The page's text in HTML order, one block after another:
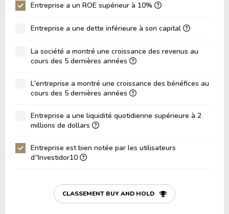
ROIC (RETOUR SUR CAPITAL INVESTI)
ROA (Retour sur Actifs)
Dette Nette / EBITDA
Dette Brute / Capitaux Propres
Capitaux Propres / Actifs
0.27
Passifs / Actifs
Ratio de Liquidité
P/Actif Circulant Net
Entreprise a un ROE supérieur à 10%
Entreprise a une dette inférieure à son capital
La société a montré une croissance des revenus au
cours des 5 dernières années
L'entreprise a montré une croissance des bénéfices au
cours des 5 dernières années
Entreprise a une liquidité quotidienne supérieure à 2
millions de dollars
Entreprise est bien notée par les utilisateurs
d’'Investidor10
CLASSEMENT BUY AND HOLD